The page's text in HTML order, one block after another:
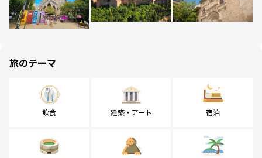
旅のテーマ
飲食 建築・アート 宿泊